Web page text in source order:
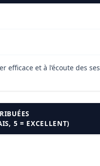
efficace et à l’écoute des
5 = EXCELLENT)